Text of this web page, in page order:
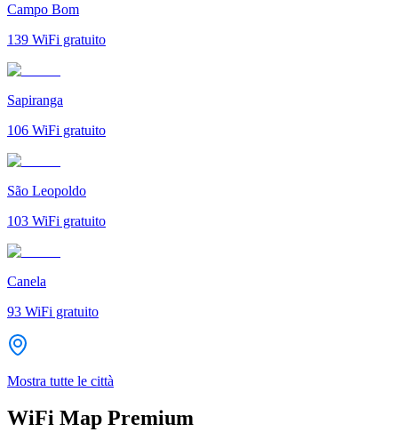
Campo Bom
139 WiFi gratuito
Sapiranga
106 WiFi gratuito
São Leopoldo
103 WiFi gratuito
Canela
93 WiFi gratuito
Mostra tutte le città
WiFi Map Premium